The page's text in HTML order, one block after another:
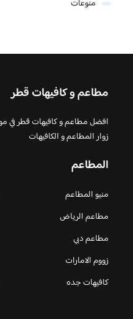
منوعات
مطاعم و كافيهات قطر
افضل مطاعم و كافيهات قطر في
زوار المطاعم و الكافيهات
المطاعم
منيو المطاعم
مطاعم الرياض
مطاعم دبي
زووم الامارات
كافيهات جده